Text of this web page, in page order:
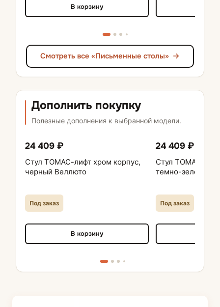
В корзину
Смотреть все «Письменные столы»
Дополнить покупку
Полезные дополнения к выбранной модели.
24 409 ₽
Стул ТОМАС-лифт хром корпус,
черный Веллюто
Под заказ
В корзину
24 409 ₽
Стул ТОМАС-
темно-зеленый
Под заказ